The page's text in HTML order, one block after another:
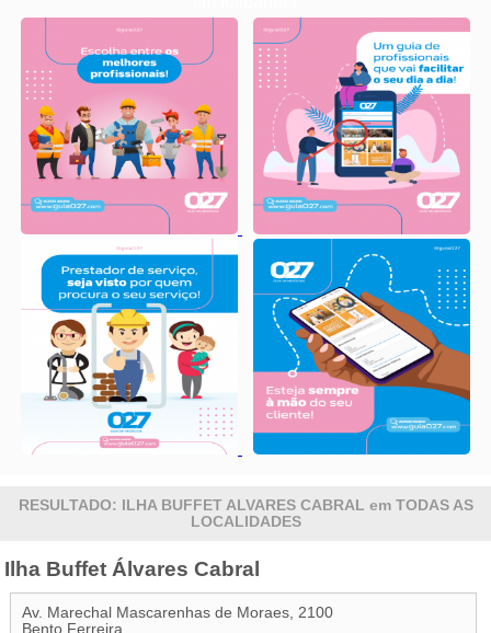
RESULTADO: ILHA BUFFET ALVARES CABRAL em TODAS AS
LOCALIDADES
Ilha Buffet Álvares Cabral
Av. Marechal Mascarenhas de Moraes, 2100
Bento Ferreira